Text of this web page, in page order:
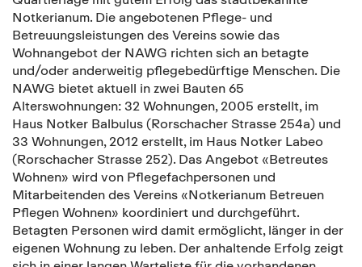
Notkerianum. Die angebotenen Pflege- und
Betreuungsleistungen des Vereins sowie das
Wohnangebot der NAWG richten sich an betagte
und/oder anderweitig pflegebedürftige Menschen. Die
NAWG bietet aktuell in zwei Bauten 65
Alterswohnungen: 32 Wohnungen, 2005 erstellt, im
Haus Notker Balbulus (Rorschacher Strasse 254a) und
33 Wohnungen, 2012 erstellt, im Haus Notker Labeo
(Rorschacher Strasse 252). Das Angebot «Betreutes
Wohnen» wird von Pflegefachpersonen und
Mitarbeitenden des Vereins «Notkerianum Betreuen
Pflegen Wohnen» koordiniert und durchgeführt.
Betagten Personen wird damit ermöglicht, länger in der
eigenen Wohnung zu leben. Der anhaltende Erfolg zeigt